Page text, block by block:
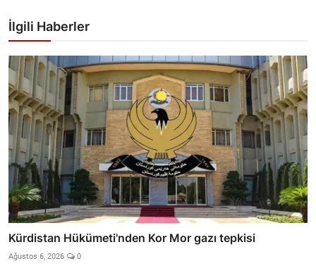
İlgili Haberler
Kürdistan Hükümeti'nden Kor Mor gazı tepkisi
Ağustos 6, 2026 0